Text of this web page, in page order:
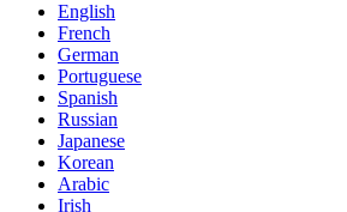
English
French
German
Portuguese
Spanish
Russian
Japanese
Korean
Arabic
Irish